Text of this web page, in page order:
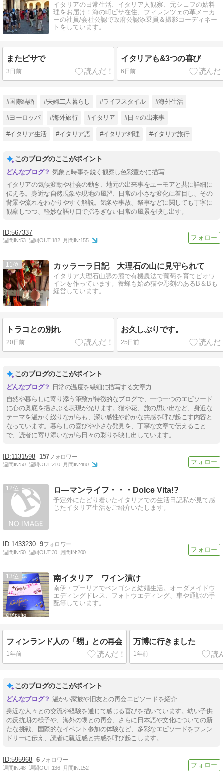
イタリアの日常生活、イタリア人観察、元シェフの姑料
理をお届け！海の町ピサ在住、フィレンツェの革メーカ
ーの社員/会社公認で政府公認添乗員＆撮影コーディネー
トをしています。
またピサで
3日前
イタリアも&3つの喜び
6日前
#国際結婚 #夫婦二人暮らし #ライフスタイル #海外生活
#ヨーロッパ #海外旅行 #イタリア #日々の出来事
#イタリア生活 #イタリア語 #イタリア料理 #イタリア旅行
このブログのここがポイント
気象と時事を鋭く観察し色彩豊かに描写
イタリアの気候変動や社会の動き、地元の出来事をユーモアと共に詳細に
伝える。身近な自然現象や現地の風習、日常の小さな変化に着目し、その
背景や流れをわかりやすく解説。気象や事故、祭事などに関しても丁寧に
観察しつつ、軽妙な語り口で揺るぎない日常の風景を映し出す。
567337
週間IN:53 週間OUT:182 月間IN:155
11 カッラーラ日記 大理石の山に見守られて
イタリア大理石山脈の麓で有機農法で葡萄を育てビオワ
インを作っています。養蜂も始め猫や彫刻のあるB＆Bも
経営しています。
トラコとの別れ
20日前
お久しぶりです。
25日前
このブログのここがポイント
日常の温度を繊細に描写する文章力
自然や暮らしに寄り添う筆致が特徴的なブログで、一つ一つのエピソード
に心の奥底を揺さぶる表現が光ります。猫や花、旅の思い出など、身近な
テーマを温かく綴りながらも、深い感性や静かな共感を呼び起こす内容と
なっています。暮らしの喜びや小さな発見を、丁寧な文章で伝えること
で、読者に寄り添いながら日々の彩りを映し出しています。
1131598 157
週間IN:50 週間OUT:210 月間IN:480
12 ロ―マンライフ・・・Dolce Vita!?
予定外にたどり着いたイタリアでの生活日記私が見て感
じたイタリア生活をご紹介いたします。
1433230 9
週間IN:50 週間OUT:30 月間IN:200
13 南イタリア ワイン漬け
南伊・プーリアでベンゴシと結婚生活。オーダメイドウ
エディングドレス、フォトウエディング、車や通訳の手
配等しています。
フィンランド人の「甥」との再会
1年前
万博に行きました
1年前
このブログのここがポイント
温かい家族や旧友との再会エピソードを紹介
身近な人々との交流や経験を通じて感じる喜びを描いています。幼い子供
の反抗期の様子や、海外の甥との再会、さらに日本語や文化についての新
たな挑戦、国際的なイベント参加の体験など、多彩なエピソードをフレン
ドリーに伝え、読者に親近感と共感を呼び起こします。
595968 6
週間IN:48 週間OUT:136 月間IN:152